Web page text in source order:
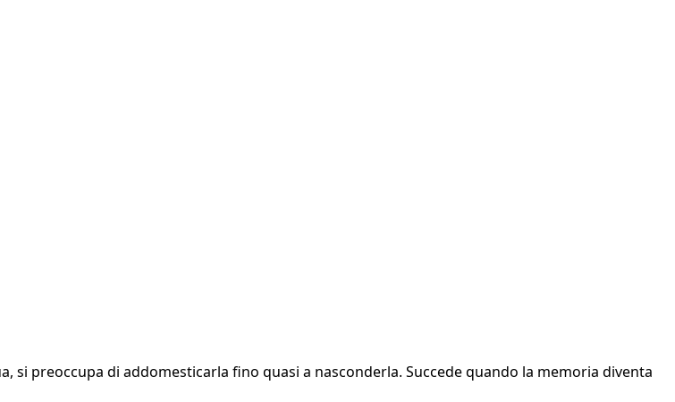
si preoccupa di addomesticarla fino quasi a nasconderla. Succede quando la memoria diventa